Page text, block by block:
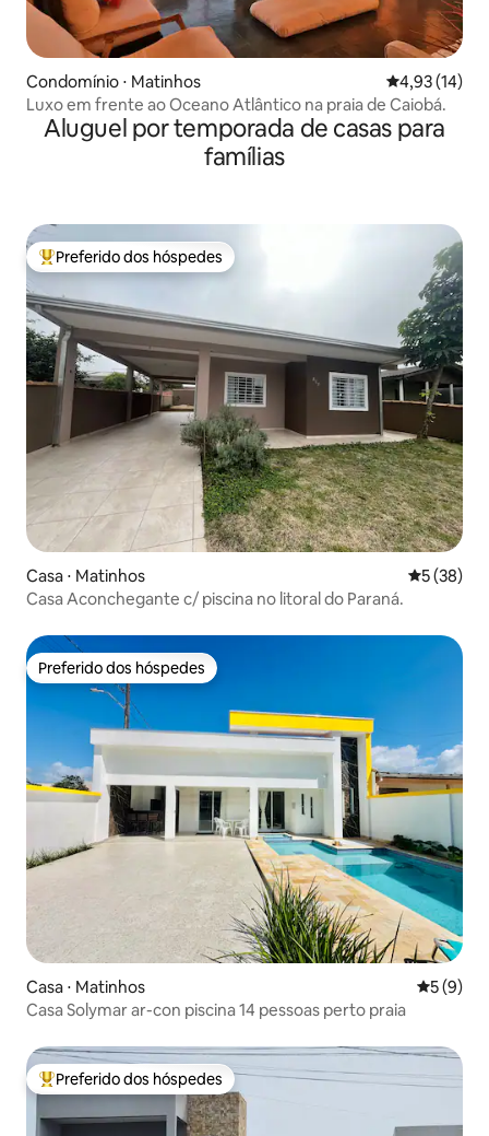
Condomínio ⋅ Matinhos 4,93 de uma
4,93 (14)
Luxo em frente ao Oceano Atlântico na praia de Caiobá.
Aluguel por temporada de casas para
famílias
Entre os melhores preferidos dos hóspedes
Preferido dos hóspedes
Casa ⋅ Matinhos 5 de uma
5 (38)
Casa Aconchegante c/ piscina no litoral do Paraná.
Preferido dos hóspedes
Preferido dos hóspedes
Casa ⋅ Matinhos 5 de
5 (9)
Casa Solymar ar-con piscina 14 pessoas perto praia
Entre os melhores preferidos dos hóspedes
Preferido dos hóspedes